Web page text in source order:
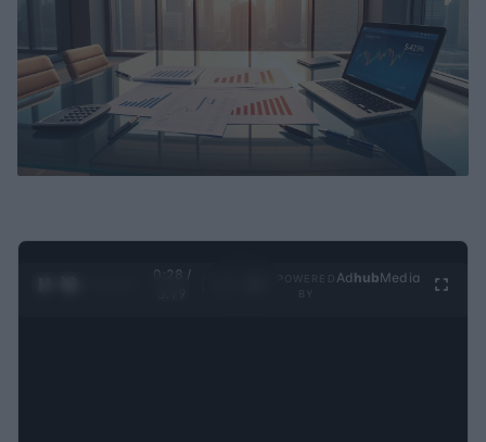
0:28 /
Ad hubMedia